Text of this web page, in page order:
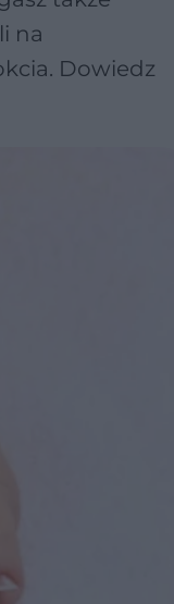
na
Dowiedz